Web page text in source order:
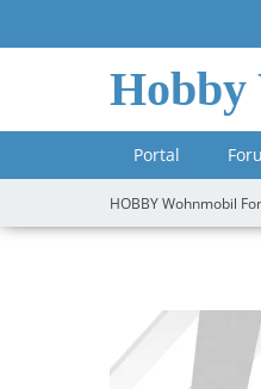
Hobby
Portal
HOBBY Wohnmobil